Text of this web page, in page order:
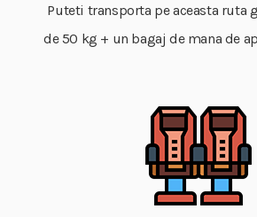
Puteti transporta pe aceasta ruta
de 50 kg + un bagaj de mana de